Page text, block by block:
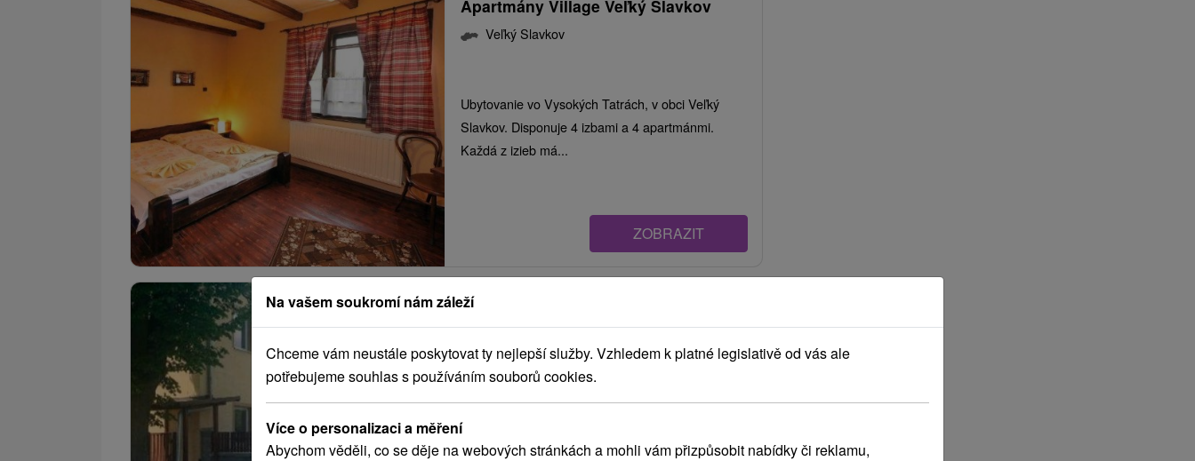
Apartmány Village Veľký Slavkov
Veľký Slavkov
Ubytovanie vo Vysokých Tatrách, v obci Veľký
Slavkov. Disponuje 4 izbami a 4 apartmánmi.
Každá z izieb má...
ZOBRAZIT
Apartmán Luxury Veľký Slavkov
Veľký Slavkov
Veľký Slavkov, ponúka ubytovanie so spálňou,...
Na vašem soukromí nám záleží
Chceme vám neustále poskytovat ty nejlepší služby. Vzhledem k platné legislativě od vás ale
potřebujeme souhlas s používáním souborů cookies.
Více o personalizaci a měření
Abychom věděli, co se děje na webových stránkách a mohli vám přizpůsobit nabídky či reklamu,